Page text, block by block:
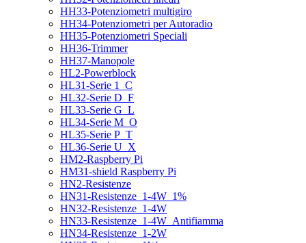
HH33-Potenziometri multigiro
HH34-Potenziometri per Autoradio
HH35-Potenziometri Speciali
HH36-Trimmer
HH37-Manopole
HL2-Powerblock
HL31-Serie 1_C
HL32-Serie D_F
HL33-Serie G_L
HL34-Serie M_O
HL35-Serie P_T
HL36-Serie U_X
HM2-Raspberry Pi
HM31-shield Raspberry Pi
HN2-Resistenze
HN31-Resistenze_1-4W_1%
HN32-Resistenze_1-4W
HN33-Resistenze_1-4W_Antifiamma
HN34-Resistenze_1-2W